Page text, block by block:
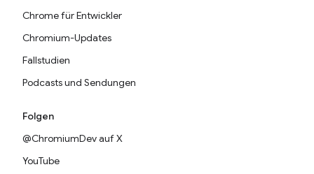
Chrome für Entwickler
Chromium-Updates
Fallstudien
Podcasts und Sendungen
Folgen
@ChromiumDev auf X
YouTube